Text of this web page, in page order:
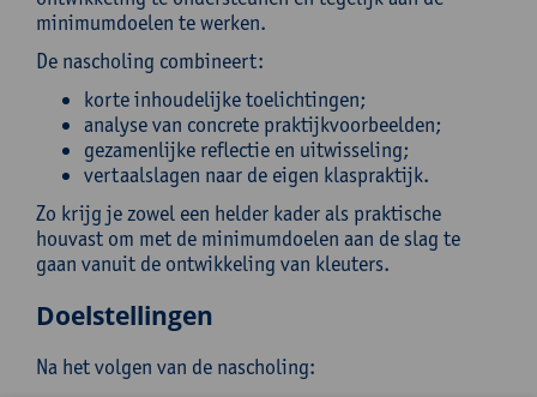
minimumdoelen te werken.
De nascholing combineert:
korte inhoudelijke toelichtingen;
analyse van concrete praktijkvoorbeelden;
gezamenlijke reflectie en uitwisseling;
vertaalslagen naar de eigen klaspraktijk.
Zo krijg je zowel een helder kader als praktische
houvast om met de minimumdoelen aan de slag te
gaan vanuit de ontwikkeling van kleuters.
Doelstellingen
Na het volgen van de nascholing: